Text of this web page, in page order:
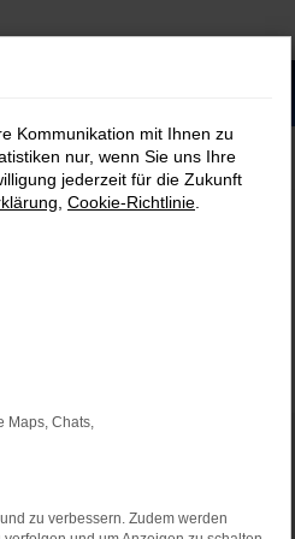
Kommunikation mit Ihnen zu
nur, wenn Sie uns Ihre
jederzeit für die Zukunft
Cookie-Richtlinie
Maps, Chats,
zu verbessern. Zudem werden